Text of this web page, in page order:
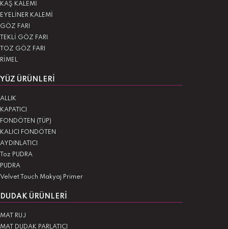
KAŞ KALEMİ
EYELİNER KALEMİ
GÖZ FARI
TEKLİ GÖZ FARI
TOZ GÖZ FARI
RİMEL
YÜZ ÜRÜNLERI
ALLIK
KAPATICI
FONDÖTEN (TÜP)
KALICI FONDÖTEN
AYDINLATICI
Toz PUDRA
PUDRA
Velvet Touch Makyaj Primer
DUDAK ÜRÜNLERI
MAT RUJ
MAT DUDAK PARLATICI